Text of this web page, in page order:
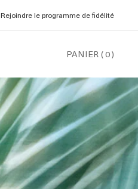
Rejoindre le programme de fidélité
PANIER(0)